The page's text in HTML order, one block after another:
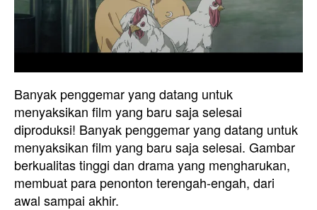
Banyak penggemar yang datang untuk
menyaksikan film yang baru saja selesai
diproduksi! Banyak penggemar yang datang untuk
menyaksikan film yang baru saja selesai. Gambar
berkualitas tinggi dan drama yang mengharukan,
membuat para penonton terengah-engah, dari
awal sampai akhir.